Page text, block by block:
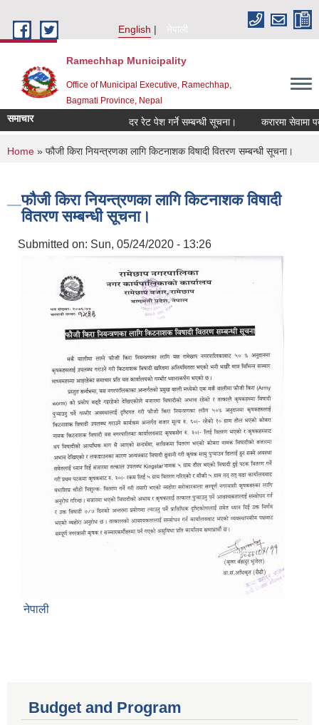
English
नेपाली
Ramechhap Municipality
Office of Municipal Executive, Ramechhap,
Bagmati Province, Nepal
समाचार दर रेट पेश गर्ने सम्बन्धी सूचना। करारमा सेवामा
You are here
Home » फौजी किरा नियन्त्रणका लागि किटनाशक विषादी वितरण सम्बन्धी सूचना।
फौजी किरा नियन्त्रणका लागि किटनाशक विषादी
वितरण सम्बन्धी सूचना।
Submitted on: Sun, 05/24/2020 - 13:26
नेपाली
Budget and Program